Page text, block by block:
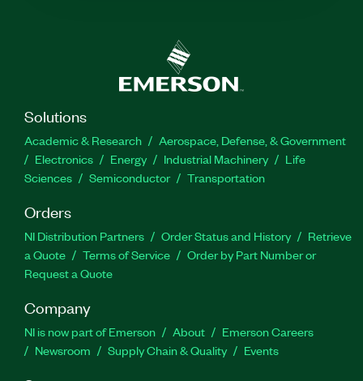
Solutions
Academic & Research
Aerospace, Defense, & Government
Electronics
Energy Industrial Machinery
Life
Sciences
Semiconductor Transportation
Orders
NI Distribution Partners Order Status and History
Retrieve
a Quote
Terms of Service
Order by Part Number or
Request a Quote
Company
NI is now part of Emerson About
Emerson Careers
Newsroom
Supply Chain & Quality Events